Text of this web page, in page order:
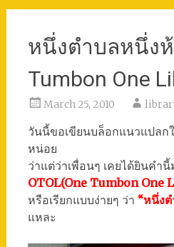
หนึ่งตำบลหนึ่ง
Tumbon One
March 25, 2010
วันนี้ขอเขียนบล็อกแนวแปลก
หน่อย
ว่าแต่ว่าเพื่อนๆ เคยได้ยินคำ
OTOL(One Tumbon One
หรือเรียกแบบง่ายๆ ว่า “หนึ่ง
แหละ